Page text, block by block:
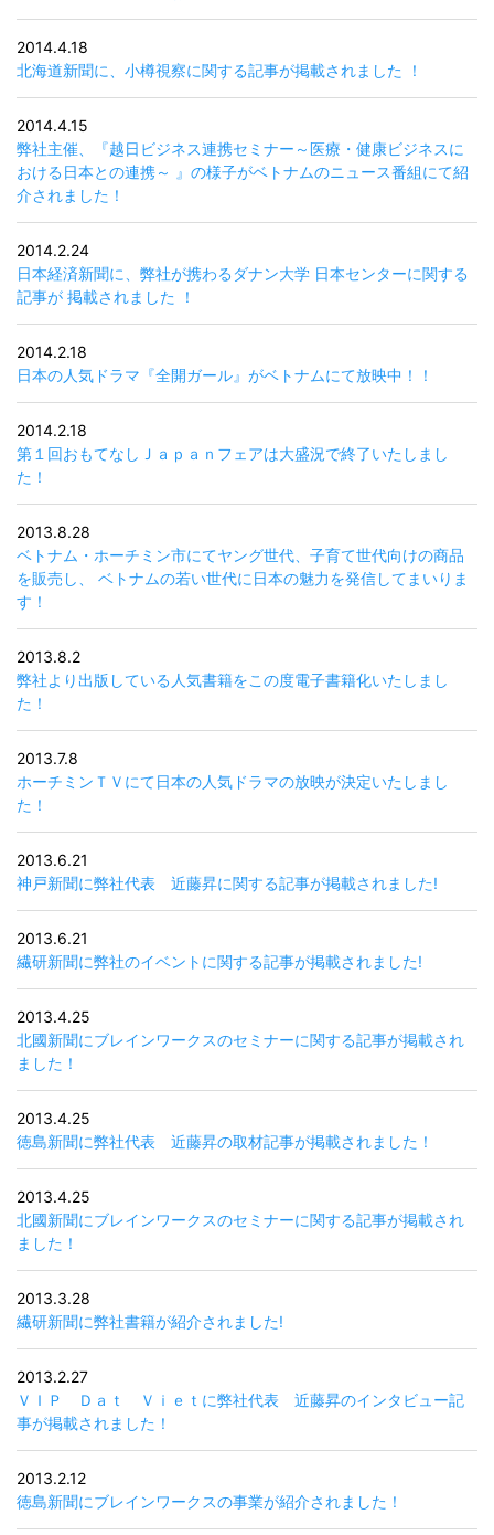
2014.4.18
北海道新聞に、小樽視察に関する記事が掲載されました ！
2014.4.15
弊社主催、『越日ビジネス連携セミナー～医療・健康ビジネスに
おける日本との連携～ 』の様子がベトナムのニュース番組にて紹
介されました！
2014.2.24
日本経済新聞に、弊社が携わるダナン大学 日本センターに関する
記事が 掲載されました ！
2014.2.18
日本の人気ドラマ『全開ガール』がベトナムにて放映中！！
2014.2.18
第１回おもてなしＪａｐａｎフェアは大盛況で終了いたしまし
た！
2013.8.28
ベトナム・ホーチミン市にてヤング世代、子育て世代向けの商品
を販売し、 ベトナムの若い世代に日本の魅力を発信してまいりま
す！
2013.8.2
弊社より出版している人気書籍をこの度電子書籍化いたしまし
た！
2013.7.8
ホーチミンＴＶにて日本の人気ドラマの放映が決定いたしまし
た！
2013.6.21
神戸新聞に弊社代表 近藤昇に関する記事が掲載されました!
2013.6.21
繊研新聞に弊社のイベントに関する記事が掲載されました!
2013.4.25
北國新聞にブレインワークスのセミナーに関する記事が掲載され
ました！
2013.4.25
徳島新聞に弊社代表 近藤昇の取材記事が掲載されました！
2013.4.25
北國新聞にブレインワークスのセミナーに関する記事が掲載され
ました！
2013.3.28
繊研新聞に弊社書籍が紹介されました!
2013.2.27
ＶＩＰ Ｄａｔ Ｖｉｅｔに弊社代表 近藤昇のインタビュー記
事が掲載されました！
2013.2.12
徳島新聞にブレインワークスの事業が紹介されました！